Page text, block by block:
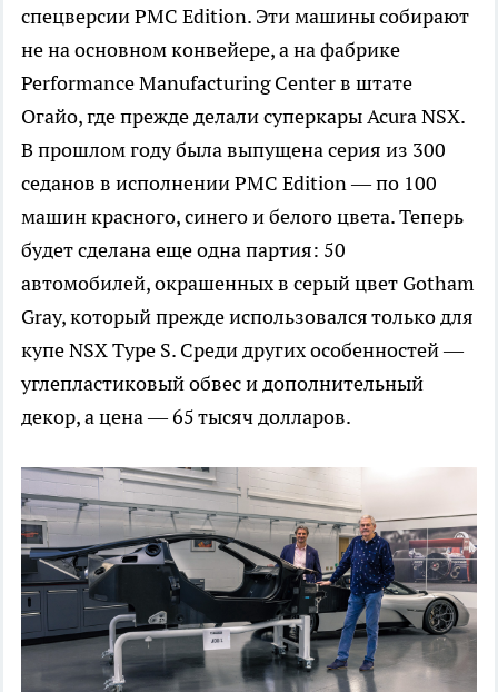
спецверсии PMC Edition. Эти машины собирают
не на основном конвейере, а на фабрике
Performance Manufacturing Center в штате
Огайо, где прежде делали суперкары Acura NSX.
В прошлом году была выпущена серия из 300
седанов в исполнении PMC Edition — по 100
машин красного, синего и белого цвета. Теперь
будет сделана еще одна партия: 50
автомобилей, окрашенных в серый цвет Gotham
Gray, который прежде использовался только для
купе NSX Type S. Среди других особенностей —
углепластиковый обвес и дополнительный
декор, а цена — 65 тысяч долларов.